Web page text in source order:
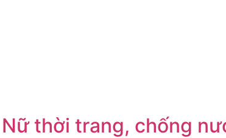
thời trang, chống